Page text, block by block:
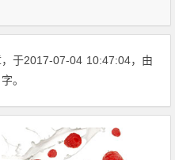
于2017-07-04 10:47:04，由
。